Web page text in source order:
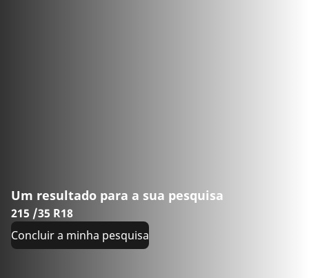
Um resultado para a sua pesquisa
215 /35 R18
Concluir a minha pesquisa